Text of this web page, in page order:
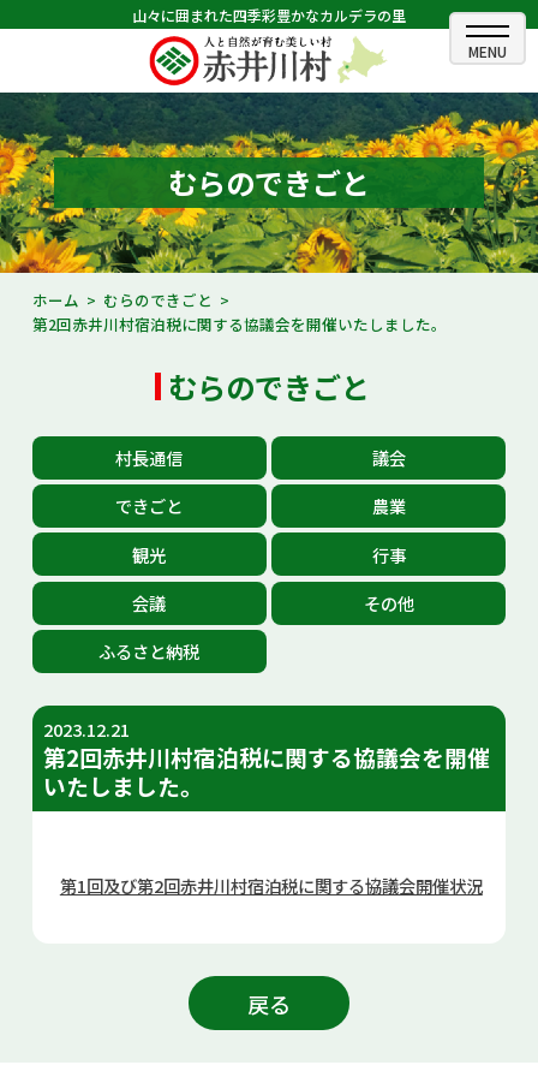
山々に囲まれた四季彩豊かなカルデラの里
ホーム
むらのできごと
むらのプロフィール
くらしの情報
村長室
観光・イベント情報
あかいがわ広報
お問い合せ
Select Language▼
むらのできごと
ホーム
むらのできごと
第2回赤井川村宿泊税に関する協議会を開催いたしました。
むらのできごと
村長通信
議会
できごと
農業
観光
行事
会議
その他
ふるさと納税
2023.12.21
第2回赤井川村宿泊税に関する協議会を開催
いたしました。
第1回及び第2回赤井川村宿泊税に関する協議会開催状況
戻る